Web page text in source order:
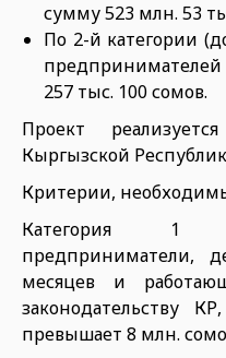
сумму 523 млн. 53
По 2-й категории
257 тыс. 100 сомов.
Проект
Кыргызской
Критерии,
Категория 1
предприниматели,
месяцев и
законодательству
превышает 8 млн.